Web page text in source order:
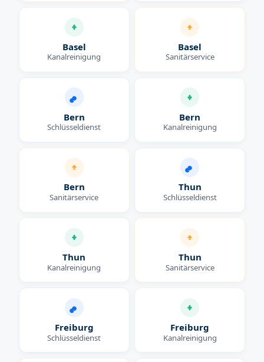
Basel
Kanalreinigung
Basel
Sanitärservice
Bern
Schlüsseldienst
Bern
Kanalreinigung
Bern
Sanitärservice
Thun
Schlüsseldienst
Thun
Kanalreinigung
Thun
Sanitärservice
Freiburg
Schlüsseldienst
Freiburg
Kanalreinigung